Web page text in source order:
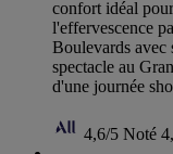
confort idéal
l'effervescence
Boulevards avec
spectacle au
d'une journée
4,6/5 Noté